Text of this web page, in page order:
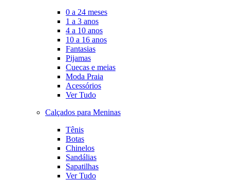
0 a 24 meses
1 a 3 anos
4 a 10 anos
10 a 16 anos
Fantasias
Pijamas
Cuecas e meias
Moda Praia
Acessórios
Ver Tudo
Calçados para Meninas
Tênis
Botas
Chinelos
Sandálias
Sapatilhas
Ver Tudo